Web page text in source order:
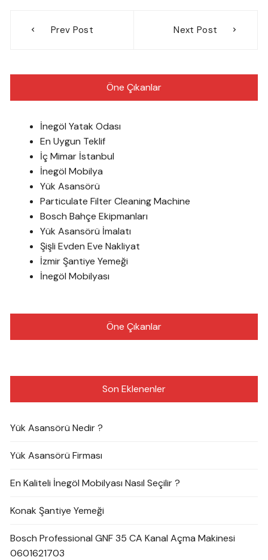
gezinmesi
Prev Post Next Post
Öne Çıkanlar
İnegöl Yatak Odası
En Uygun Teklif
İç Mimar İstanbul
İnegöl Mobilya
Yük Asansörü
Particulate Filter Cleaning Machine
Bosch Bahçe Ekipmanları
Yük Asansörü İmalatı
Şişli Evden Eve Nakliyat
İzmir Şantiye Yemeği
İnegöl Mobilyası
Öne Çıkanlar
Son Eklenenler
Yük Asansörü Nedir ?
Yük Asansörü Firması
En Kaliteli İnegöl Mobilyası Nasıl Seçilir ?
Konak Şantiye Yemeği
Bosch Professional GNF 35 CA Kanal Açma Makinesi
0601621703